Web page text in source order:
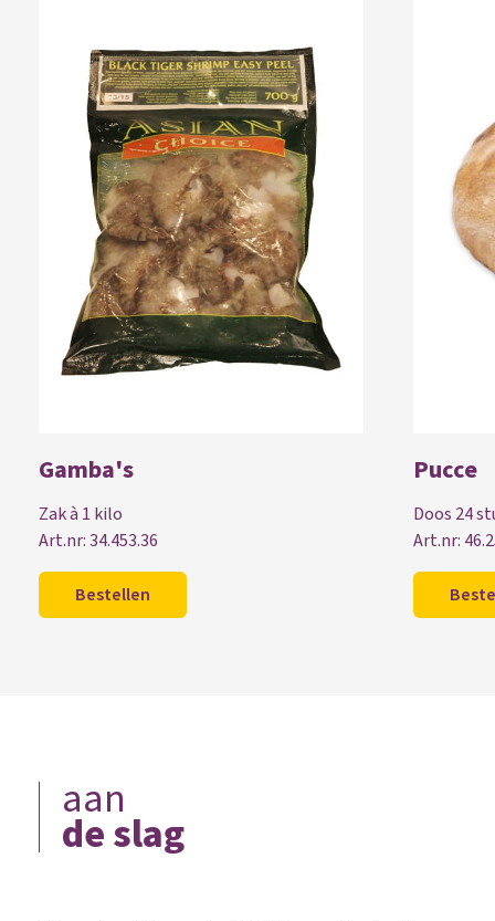
Gamba's
Zak à 1 kilo
Art.nr: 34.453.36
Bestellen
Pucce
Doos 24
Art.nr:
aan
de slag